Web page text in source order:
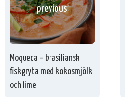
previous
Moqueca – brasiliansk
fiskgryta med kokosmjölk
och lime